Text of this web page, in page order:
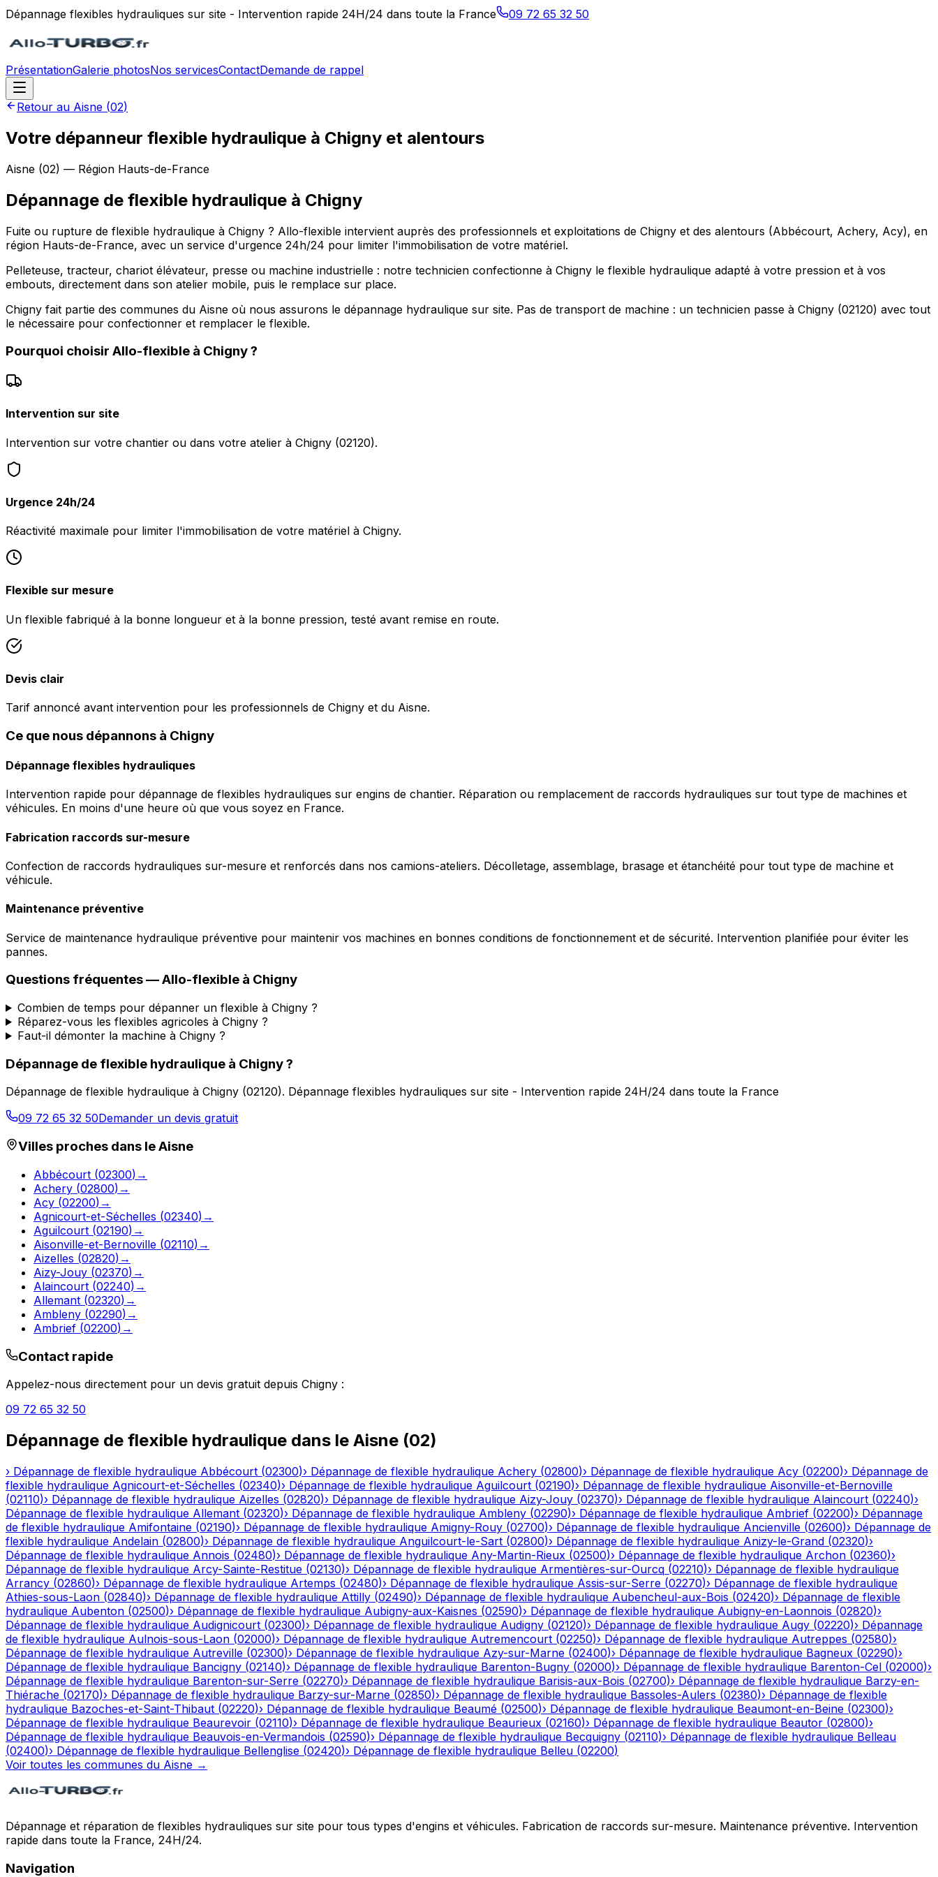
Dépannage flexibles hydrauliques sur site - Intervention rapide 24H/24 dans toute la France 09 72 65 32 50
PrésentationGalerie photosNos servicesContactDemande de rappel
Retour au Aisne (02)
Votre dépanneur flexible hydraulique à Chigny et alentours
Aisne (02) — Région Hauts-de-France
Dépannage de flexible hydraulique à Chigny
Fuite ou rupture de flexible hydraulique à Chigny ? Allo-flexible intervient auprès des professionnels et exploitations de Chigny et des alentours (Abbécourt, Achery, Acy), en
région Hauts-de-France, avec un service d'urgence 24h/24 pour limiter l'immobilisation de votre matériel.
Pelleteuse, tracteur, chariot élévateur, presse ou machine industrielle : notre technicien confectionne à Chigny le flexible hydraulique adapté à votre pression et à vos
embouts, directement dans son atelier mobile, puis le remplace sur place.
Chigny fait partie des communes du Aisne où nous assurons le dépannage hydraulique sur site. Pas de transport de machine : un technicien passe à Chigny (02120) avec tout
le nécessaire pour confectionner et remplacer le flexible.
Pourquoi choisir Allo-flexible à Chigny?
Intervention sur site
Intervention sur votre chantier ou dans votre atelier à Chigny (02120).
Urgence 24h/24
Réactivité maximale pour limiter l'immobilisation de votre matériel à Chigny.
Flexible sur mesure
Un flexible fabriqué à la bonne longueur et à la bonne pression, testé avant remise en route.
Devis clair
Tarif annoncé avant intervention pour les professionnels de Chigny et du Aisne.
Ce que nous dépannons à Chigny
Dépannage flexibles hydrauliques
Intervention rapide pour dépannage de flexibles hydrauliques sur engins de chantier. Réparation ou remplacement de raccords hydrauliques sur tout type de machines et
véhicules. En moins d'une heure où que vous soyez en France.
Fabrication raccords sur-mesure
Confection de raccords hydrauliques sur-mesure et renforcés dans nos camions-ateliers. Décolletage, assemblage, brasage et étanchéité pour tout type de machine et
véhicule.
Maintenance préventive
Service de maintenance hydraulique préventive pour maintenir vos machines en bonnes conditions de fonctionnement et de sécurité. Intervention planifiée pour éviter les
pannes.
Questions fréquentes —Allo-flexible à Chigny
Combien de temps pour dépanner un flexible à Chigny ?
Réparez-vous les flexibles agricoles à Chigny ?
Faut-il démonter la machine à Chigny ?
Dépannage de flexible hydraulique à Chigny?
Dépannage de flexible hydraulique à Chigny (02120). Dépannage flexibles hydrauliques sur site - Intervention rapide 24H/24 dans toute la France
09 72 65 32 50Demander un devis gratuit
Villes proches dans leAisne
Abbécourt (02300) →
Achery (02800) →
Acy (02200) →
Agnicourt-et-Séchelles (02340) →
Aguilcourt (02190) →
Aisonville-et-Bernoville (02110) →
Aizelles (02820) →
Aizy-Jouy (02370) →
Alaincourt (02240) →
Allemant (02320) →
Ambleny (02290) →
Ambrief (02200) →
Contact rapide
Appelez-nous directement pour un devis gratuit depuis Chigny :
09 72 65 32 50
Dépannage de flexible hydraulique dans le Aisne (02)
› Dépannage de flexible hydraulique Abbécourt (02300)› Dépannage de flexible hydraulique Achery (02800)› Dépannage de flexible hydraulique Acy (02200)› Dépannage de
flexible hydraulique Agnicourt-et-Séchelles (02340)› Dépannage de flexible hydraulique Aguilcourt (02190)› Dépannage de flexible hydraulique Aisonville-et-Bernoville
(02110)› Dépannage de flexible hydraulique Aizelles (02820)› Dépannage de flexible hydraulique Aizy-Jouy (02370)› Dépannage de flexible hydraulique Alaincourt (02240)›
Dépannage de flexible hydraulique Allemant (02320)› Dépannage de flexible hydraulique Ambleny (02290)› Dépannage de flexible hydraulique Ambrief (02200)› Dépannage
de flexible hydraulique Amifontaine (02190)› Dépannage de flexible hydraulique Amigny-Rouy (02700)› Dépannage de flexible hydraulique Ancienville (02600)› Dépannage de
flexible hydraulique Andelain (02800)› Dépannage de flexible hydraulique Anguilcourt-le-Sart (02800)› Dépannage de flexible hydraulique Anizy-le-Grand (02320)›
Dépannage de flexible hydraulique Annois (02480)› Dépannage de flexible hydraulique Any-Martin-Rieux (02500)› Dépannage de flexible hydraulique Archon (02360)›
Dépannage de flexible hydraulique Arcy-Sainte-Restitue (02130)› Dépannage de flexible hydraulique Armentières-sur-Ourcq (02210)› Dépannage de flexible hydraulique
Arrancy (02860)› Dépannage de flexible hydraulique Artemps (02480)› Dépannage de flexible hydraulique Assis-sur-Serre (02270)› Dépannage de flexible hydraulique
Athies-sous-Laon (02840)› Dépannage de flexible hydraulique Attilly (02490)› Dépannage de flexible hydraulique Aubencheul-aux-Bois (02420)› Dépannage de flexible
hydraulique Aubenton (02500)› Dépannage de flexible hydraulique Aubigny-aux-Kaisnes (02590)› Dépannage de flexible hydraulique Aubigny-en-Laonnois (02820)›
Dépannage de flexible hydraulique Audignicourt (02300)› Dépannage de flexible hydraulique Audigny (02120)› Dépannage de flexible hydraulique Augy (02220)› Dépannage
de flexible hydraulique Aulnois-sous-Laon (02000)› Dépannage de flexible hydraulique Autremencourt (02250)› Dépannage de flexible hydraulique Autreppes (02580)›
Dépannage de flexible hydraulique Autreville (02300)› Dépannage de flexible hydraulique Azy-sur-Marne (02400)› Dépannage de flexible hydraulique Bagneux (02290)›
Dépannage de flexible hydraulique Bancigny (02140)› Dépannage de flexible hydraulique Barenton-Bugny (02000)› Dépannage de flexible hydraulique Barenton-Cel (02000)›
Dépannage de flexible hydraulique Barenton-sur-Serre (02270)› Dépannage de flexible hydraulique Barisis-aux-Bois (02700)› Dépannage de flexible hydraulique Barzy-en-
Thiérache (02170)› Dépannage de flexible hydraulique Barzy-sur-Marne (02850)› Dépannage de flexible hydraulique Bassoles-Aulers (02380)› Dépannage de flexible
hydraulique Bazoches-et-Saint-Thibaut (02220)› Dépannage de flexible hydraulique Beaumé (02500)› Dépannage de flexible hydraulique Beaumont-en-Beine (02300)›
Dépannage de flexible hydraulique Beaurevoir (02110)› Dépannage de flexible hydraulique Beaurieux (02160)› Dépannage de flexible hydraulique Beautor (02800)›
Dépannage de flexible hydraulique Beauvois-en-Vermandois (02590)› Dépannage de flexible hydraulique Becquigny (02110)› Dépannage de flexible hydraulique Belleau
(02400)› Dépannage de flexible hydraulique Bellenglise (02420)› Dépannage de flexible hydraulique Belleu (02200)
Voir toutes les communes du Aisne →
Dépannage et réparation de flexibles hydrauliques sur site pour tous types d'engins et véhicules. Fabrication de raccords sur-mesure. Maintenance préventive. Intervention
rapide dans toute la France, 24H/24.
Navigation